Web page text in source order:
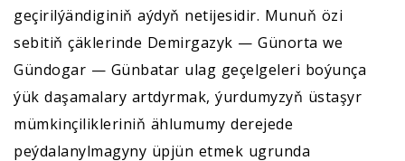
geçirilýändiginiň aýdyň netijesidir. Munuň özi
sebitiň çäklerinde Demirgazyk — Günorta we
Gündogar — Günbatar ulag geçelgeleri boýunça
ýük daşamalary artdyrmak, ýurdumyzyň üstaşyr
mümkinçilikleriniň ählumumy derejede
peýdalanylmagyny üpjün etmek ugrunda